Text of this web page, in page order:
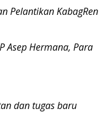
Pelantikan KabagRen
Asep Hermana, Para
dan tugas baru